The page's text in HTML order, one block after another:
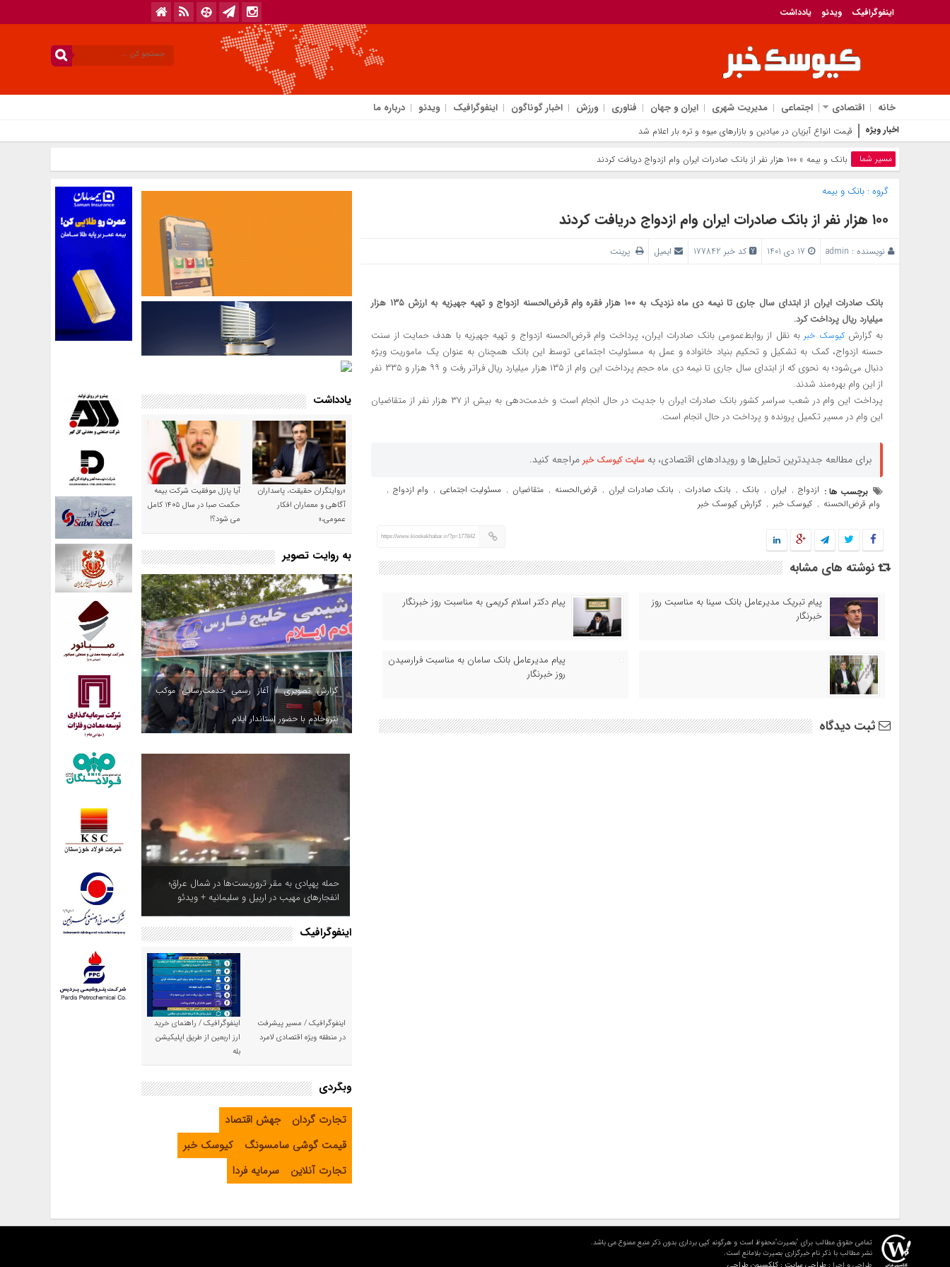
اینفوگرافیک ویدئو یادداشت
خانه اقتصادی اجتماعی مدیریت شهری ایران و جهان فناوری ورزش اخبار گوناگون اینفوگرافیک ویدئو درباره ما
اخبار ویژه قیمت انواع آبزیان در میادین و بازارهای میوه و تره بار اعلام شد
مسیر شما بانک‌ و بیمه » ١٠٠ هزار نفر از بانک صادرات ایران وام ازدواج دریافت کردند
گروه :بانک‌ و بیمه
١٠٠ هزار نفر از بانک صادرات ایران وام ازدواج دریافت کردند
نویسنده : admin کد خبر 177842 ایمیل پرینت
​بانک صادرات ایران از ابتدای سال جاری تا نیمه دی ماه نزدیک به ١٠٠ هزار فقره وام قرض‌الحسنه ازدواج و تهیه جهیزیه به ارزش ١٣۵ هزار
میلیارد ریال پرداخت کرد.
به گزارشکیوسک خبر به نقل از روابط‌عمومی بانک صادرات ایران، پرداخت وام قرض‌الحسنه ازدواج و تهیه جهیزیه با هدف حمایت از سنت
حسنه ازدواج، کمک به تشکیل و تحکیم بنیاد خانواده و عمل به مسئولیت اجتماعی توسط این بانک همچنان به عنوان یک ماموریت ویژه
دنبال می‌شود؛ به نحوی که از ابتدای سال جاری تا نیمه دی ماه حجم پرداخت این وام از ١٣۵ هزار میلیارد ریال فراتر رفت و ٩٩ هزار و ٣٣۵ نفر
از این وام بهره‌مند شدند.
پرداخت این وام در شعب سراسر کشور بانک صادرات ایران با جدیت در حال انجام است و خدمت‌دهی به بیش از ٣٧ هزار نفر از متقاضیان
این وام در مسیر تکمیل پرونده و پرداخت در حال انجام است.
برای مطالعه جدیدترین تحلیل‌ها و رویدادهای اقتصادی، به سایت کیوسک خبر مراجعه کنید.
برچسب ها : ازدواج , ایران , بانک , بانک صادرات , بانک صادرات ایران , قرض‌الحسنه , متقاضیان , مسئولیت اجتماعی , وام ازدواج ,
وام قرض‌الحسنه , کیوسک خبر , گزارش کیوسک خبر
https://www.kioskekhabar.ir/?p=177842
نوشته های مشابه
پیام تبریک مدیرعامل بانک سینا به مناسبت روز
خبرنگار
پیام دکتر اسلام کریمی به مناسبت روز خبرنگار
پیام مدیرعامل بانک سامان به مناسبت فرارسیدن
روز خبرنگار
ثبت دیدگاه
یادداشت
«روایتگران حقیقت، پاسداران
آگاهی و معماران افکار
عمومی،»
آیا پازل موفقیت شرکت بیمه
حکمت صبا در سال ۱۴۰۵ کامل
می شود؟!
به روایت تصویر
گزارش تصویری / آغاز رسمی خدمت‌رسانی موکب
پتروخادم با حضور استاندار ایلام
حمله پهپادی به مقر تروریست‌ها در شمال عراق؛
انفجارهای مهیب در اربیل و سلیمانیه + ویدئو
اینفوگرافیک
اینفوگرافیک / مسیر پیشرفت
در منطقه ویژه اقتصادی لامرد
اینفوگرافیک / راهنمای خرید
ارز اربعین از طریق اپلیکیشن
بله
وبگردی
تجارت گردان
جهش اقتصاد
قیمت گوشی سامسونگ
کیوسک خبر
تجارت آنلاین
سرمایه فردا
تمامی حقوق مطالب برای "بصیرت"محفوظ است و هرگونه کپی برداری بدون ذکر منبع ممنوع می باشد.
نشر مطالب با ذکر نام خبرگزاری بصیرت بلامانع است.